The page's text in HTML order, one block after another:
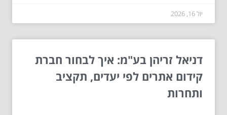
יול 16, 2026
דניאל זריהן בע"מ: איך לבחור חברת
קידום אתרים לפי יעדים, תקציב
ותחרות